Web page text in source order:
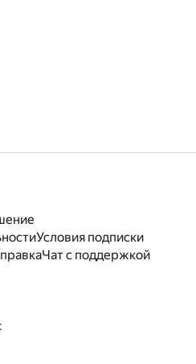
Условия подписки
Чат с поддержкой